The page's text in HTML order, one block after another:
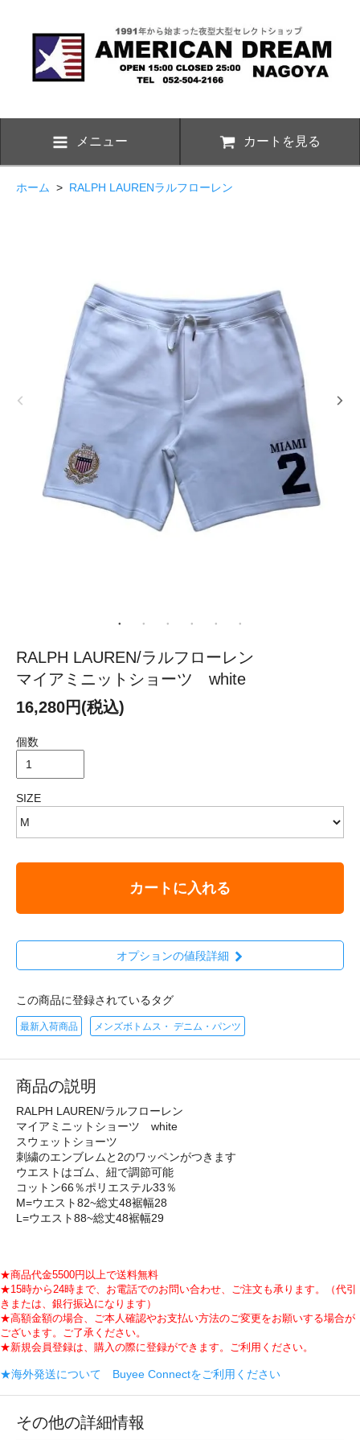
メニュー カートを見る
ホーム > RALPH LAURENラルフローレン
RALPH LAUREN/ラルフローレン
マイアミニットショーツ white
16,280円(税込)
個数
SIZE
カートに入れる
オプションの値段詳細
この商品に登録されているタグ
最新入荷商品 メンズボトムス・ デニム・パンツ
商品の説明
RALPH LAUREN/ラルフローレン
マイアミニットショーツ white
スウェットショーツ
刺繍のエンブレムと2のワッペンがつきます
ウエストはゴム、紐で調節可能
コットン66％ポリエステル33％
M=ウエスト82~総丈48裾幅28
L=ウエスト88~総丈48裾幅29
★商品代金5500円以上で送料無料
★15時から24時まで、お電話でのお問い合わせ、ご注文も承ります。（代引
きまたは、銀行振込になります）
★高額金額の場合、ご本人確認やお支払い方法のご変更をお願いする場合が
ございます。ご了承ください。
★新規会員登録は、購入の際に登録ができます。ご利用ください。
★海外発送について Buyee Connectをご利用ください
その他の詳細情報